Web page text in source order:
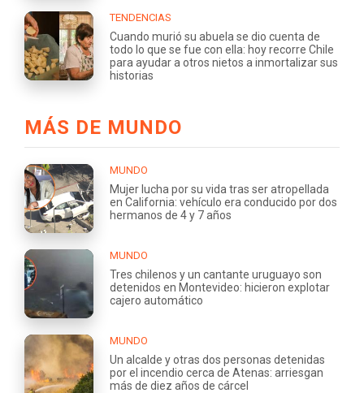
TENDENCIAS
Cuando murió su abuela se dio cuenta de
todo lo que se fue con ella: hoy recorre Chile
para ayudar a otros nietos a inmortalizar sus
historias
MÁS DE MUNDO
MUNDO
Mujer lucha por su vida tras ser atropellada
en California: vehículo era conducido por dos
hermanos de 4 y 7 años
MUNDO
Tres chilenos y un cantante uruguayo son
detenidos en Montevideo: hicieron explotar
cajero automático
MUNDO
Un alcalde y otras dos personas detenidas
por el incendio cerca de Atenas: arriesgan
más de diez años de cárcel